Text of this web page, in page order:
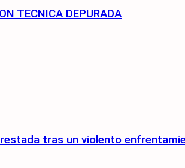
TECNICA DEPURADA
tras un violento